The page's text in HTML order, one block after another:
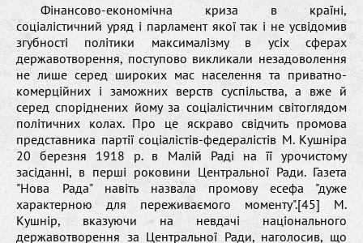
Фінансово-економічна криза в країні,
соціалістичний уряд і парламент якої так і не усвідомив
згубності політики максималізму в усіх сферах
державотворення, поступово викликали незадоволення
не лише серед широких мас населення та приватно-
комерційних і заможних верств суспільства, а вже й
серед споріднених йому за соціалістичним світоглядом
політичних колах. Про це яскраво свідчить промова
представника партії соціалістів-федералістів М. Кушніра
20 березня 1918 р. в Малій Раді на її урочистому
засіданні, в перші роковини Центральної Ради. Газета
"Нова Рада" навіть назвала промову есефа "дуже
характерною для переживаємого моменту".[45] М.
Кушнір, вказуючи на невдачі національного
державотворення за Центральної Ради, наголосив, що